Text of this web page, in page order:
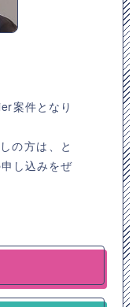
案件となり
の方は、と
し込みをぜ